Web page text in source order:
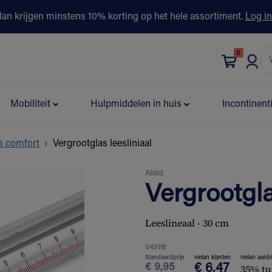
krijgen minstens 10% korting op het hele assortiment. Log
0
Mobiliteit Hulpmiddelen in huis
comfort Vergrootglas leesliniaal
Able2
Leeslineaal - 30 cm
043118
Standaardprijs
€ 9,95
Helan klanten
€ 6,47
Helan
35%